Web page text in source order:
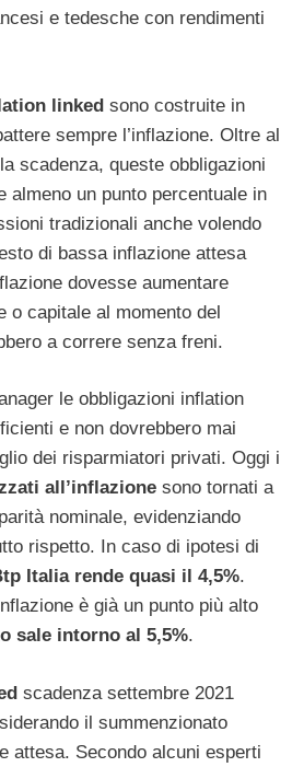
e tedesche con rendimenti
linked sono costruite in
sempre l’inflazione. Oltre al
scadenza, queste obbligazioni
almeno un punto percentuale in
tradizionali anche volendo
di bassa inflazione attesa
dovesse aumentare
o capitale al momento del
a correre senza freni.
le obbligazioni inflation
e non dovrebbero mai
dei risparmiatori privati. Oggi i
all’inflazione sono tornati a
nominale, evidenziando
rispetto. In caso di ipotesi di
Italia rende quasi il 4,5%.
è già un punto più alto
sale intorno al 5,5%.
scadenza settembre 2021
il summenzionato
attesa. Secondo alcuni esperti